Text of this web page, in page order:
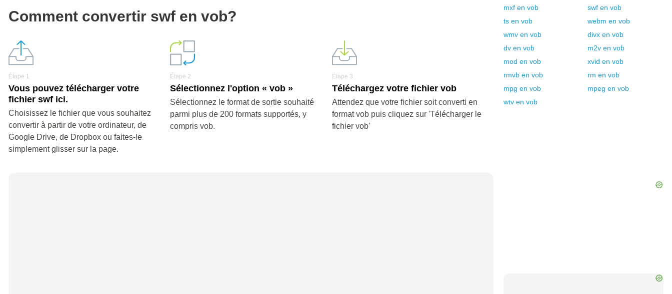
Comment convertir swf en vob?
Étape 1
Vous pouvez télécharger votre
fichier swf ici.
Choisissez le fichier que vous souhaitez
convertir à partir de votre ordinateur, de
Google Drive, de Dropbox ou faites-le
simplement glisser sur la page.
Étape 2
Sélectionnez l'option « vob »
Sélectionnez le format de sortie souhaité
parmi plus de 200 formats supportés, y
compris vob.
Étape 3
Téléchargez votre fichier vob
Attendez que votre fichier soit converti en
format vob puis cliquez sur 'Télécharger le
fichier vob'
mxf en vob swf en vob
ts en vob webm en vob
wmv en vob divx en vob
dv en vob m2v en vob
mod en vob xvid en vob
rmvb en vob rm en vob
mpg en vob mpeg en vob
wtv en vob